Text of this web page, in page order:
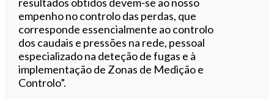
empenho no controlo das perdas, que
corresponde essencialmente ao controlo
dos caudais e pressões na rede, pessoal
especializado na deteção de fugas e à
implementação de Zonas de Medição e
Controlo”.